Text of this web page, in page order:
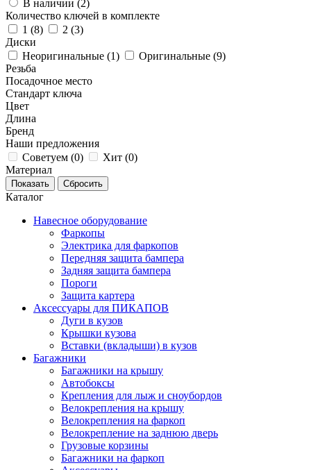
В наличии (2)
Количество ключей в комплекте
1 (8) 2 (3)
Диски
Неоригинальные (1) Оригинальные (9)
Резьба
Посадочное место
Стандарт ключа
Цвет
Длина
Бренд
Наши предложения
Советуем (0) Хит (0)
Материал
Каталог
Навесное оборудование
Фаркопы
Электрика для фаркопов
Передняя защита бампера
Задняя защита бампера
Пороги
Защита картера
Аксессуары для ПИКАПОВ
Дуги в кузов
Крышки кузова
Вставки (вкладыши) в кузов
Багажники
Багажники на крышу
Автобоксы
Крепления для лыж и сноубордов
Велокрепления на крышу
Велокрепления на фаркоп
Велокрепление на заднюю дверь
Грузовые корзины
Багажники на фаркоп